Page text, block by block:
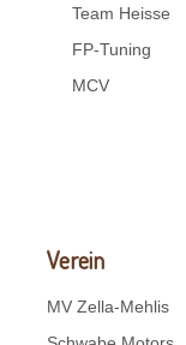
Team Heisse
FP-Tuning
MCV
Verein
MV Zella-Mehlis